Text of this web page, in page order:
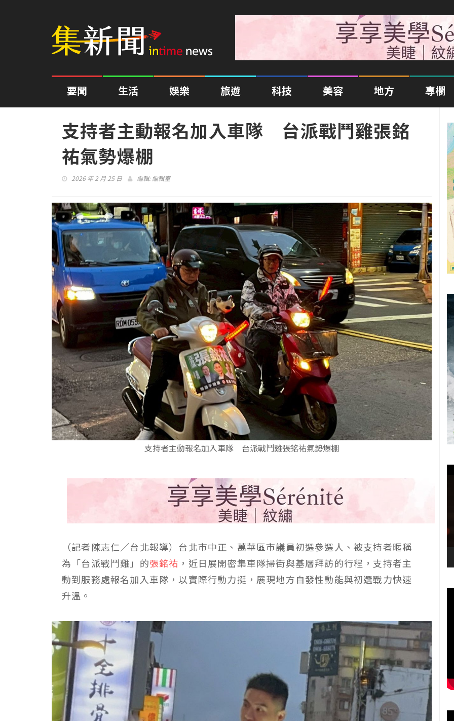
要聞 生活 娛樂 旅遊 科技 美容 地方 專欄
支持者主動報名加入車隊 台派戰鬥雞張銘
祐氣勢爆棚
2026 年 2 月 25 日 編輯:編輯室
支持者主動報名加入車隊 台派戰鬥雞張銘祐氣勢爆棚
（記者陳志仁／台北報導）台北市中正、萬華區市議員初選參選人、被支持者暱稱
為「台派戰鬥雞」的張銘祐 ，近日展開密集車隊掃街與基層拜訪的行程，支持者主
動到服務處報名加入車隊，以實際行動力挺，展現地方自發性動能與初選戰力快速
升溫。